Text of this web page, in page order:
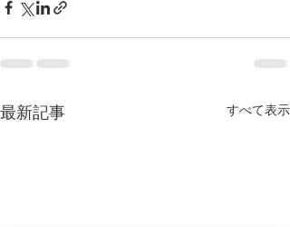
最新記事 すべて表示